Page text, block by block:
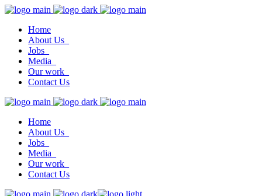
Home
About Us_
Jobs_
Media_
Our work_
Contact Us
Home
About Us_
Jobs_
Media_
Our work_
Contact Us